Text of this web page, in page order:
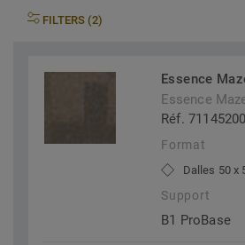
FILTERS (2)
Essence
Essence
Réf.
Format
Dalles 50 x
Support
B1 ProBase